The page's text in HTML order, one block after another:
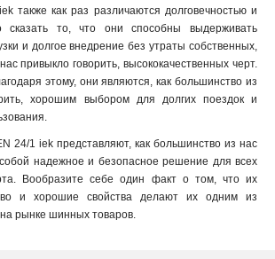
также как раз различаются долговечностью и
сказать то, что они способны выдерживать
и долгое внедрение без утраты собственных,
привыкло говорить, высококачественных черт.
этому, они являются, как большинство из
хорошим выбором для долгих поездок и
24/1 iek представляют, как большинство из нас
надежное и безопасное решение для всех
Вообразите себе один факт о том, что их
и хорошие свойства делают их одним из
рынке шинных товаров.